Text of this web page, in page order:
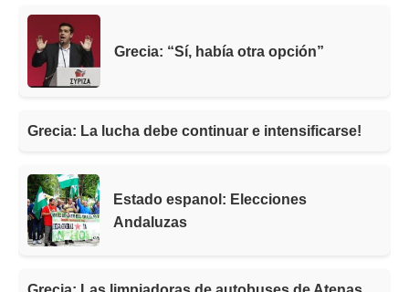
Grecia: “Sí, había otra opción”
Grecia: La lucha debe continuar e intensificarse!
Estado espanol: Elecciones
Andaluzas